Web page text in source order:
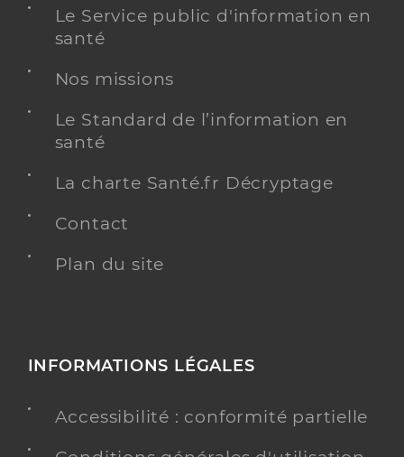
Le Service public d'information en
santé
Nos missions
Le Standard de l’information en
santé
La charte Santé.fr Décryptage
Contact
Plan du site
INFORMATIONS LÉGALES
Accessibilité : conformité partielle